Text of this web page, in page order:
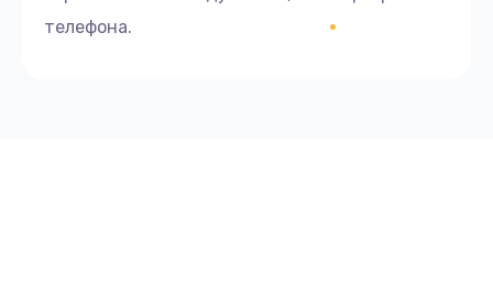
телефона.